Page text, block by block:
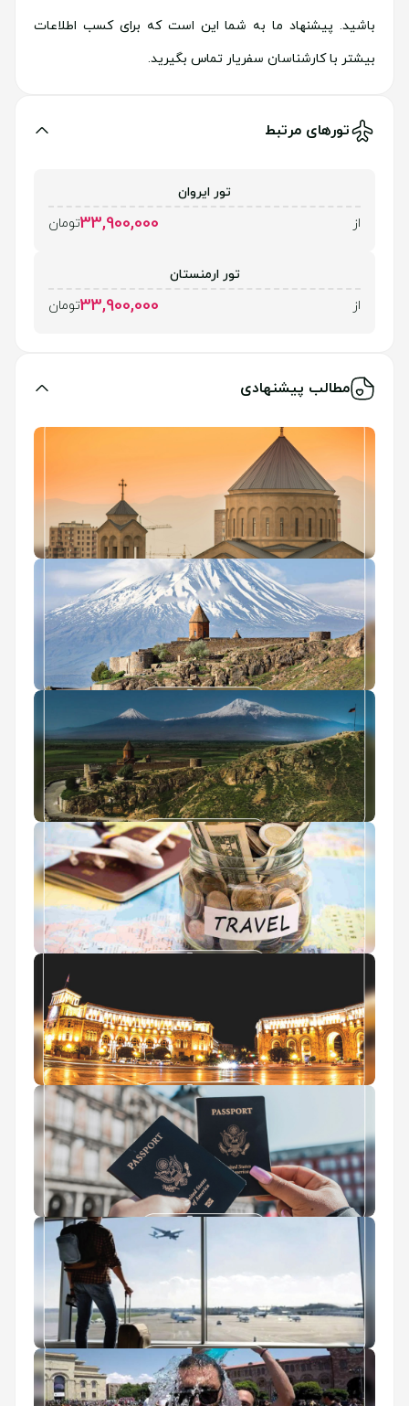
باشید. پیشنهاد ما به شما این است که برای کسب اطلاعات
بیشتر با کارشناسان سفریار تماس بگیرید.
تورهای مرتبط
تور ایروان
از
33,900,000تومان
تور ارمنستان
از
33,900,000تومان
مطالب پیشنهادی
راهنمای سفر به ایروان
غذاهای ارمنستان
سوغات ارمنستان
میدان جمهوری ایروان
ثبت نام آنلاین پاسپورت
عوارض خروج از کشور 1405